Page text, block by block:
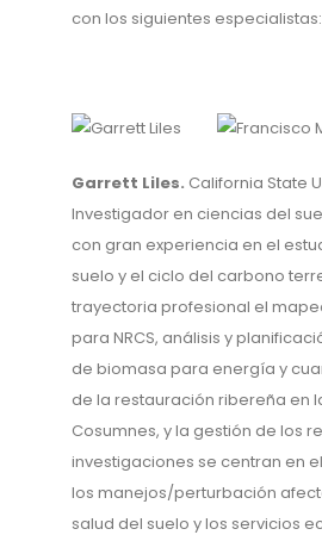
con los siguientes especialistas:
Garrett Liles. California State
Investigador en ciencias del
con gran experiencia en el
suelo y el ciclo del carbono
trayectoria profesional el
para NRCS, análisis y
de biomasa para energía y
de la restauración ribereña en
Cosumnes, y la gestión de los
investigaciones se centran en
los manejos/perturbación
salud del suelo y los servicios